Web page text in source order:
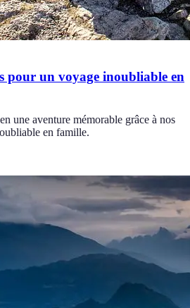
pour un voyage inoubliable en
une aventure mémorable grâce à nos
en famille.